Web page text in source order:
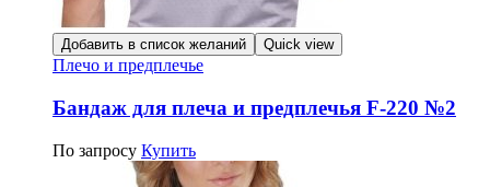
Добавить в список желаний Quick view
Плечо и предплечье
Бандаж для плеча и предплечья F-220 №2
По запросу Купить